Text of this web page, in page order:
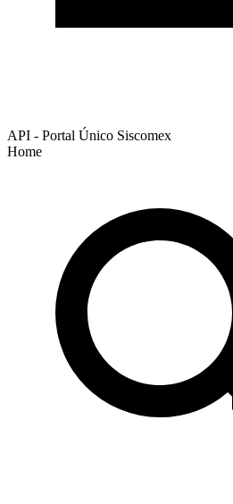
API - Portal Único Siscomex
Home